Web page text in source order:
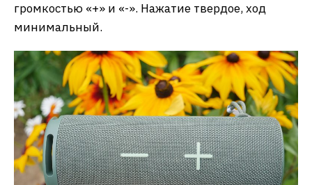
громкостью «+» и «-». Нажатие твердое, ход
минимальный.